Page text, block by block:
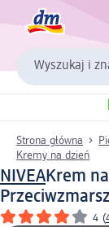
Wyszukaj i
Strona główna
Kremy na dzień
NIVEAKrem
4 (